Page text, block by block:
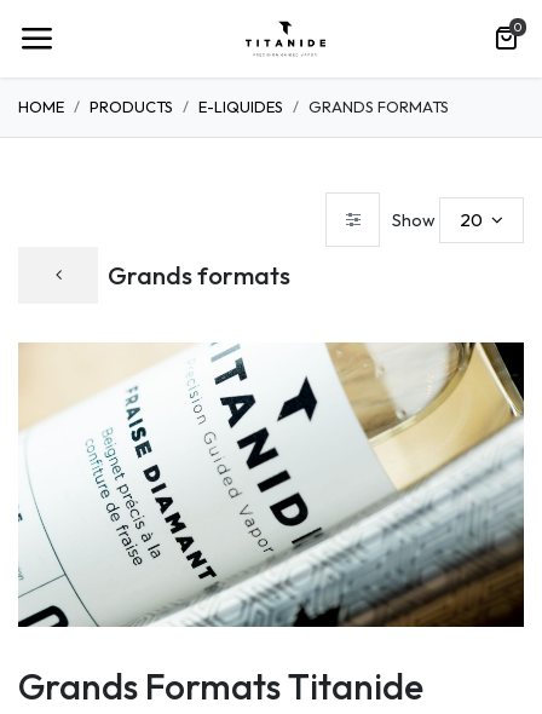
0
HOME PRODUCTS E-LIQUIDES GRANDS FORMATS
Grands formats
Show 20
Grands Formats Titanide